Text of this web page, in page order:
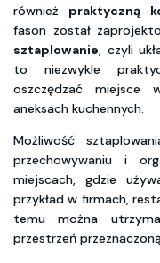
również praktyczną
fason został
sztaplowanie , czyli
to niezwykle
oszczędzać miejsce
aneksach kuchennych.
Możliwość
przechowywaniu i
miejscach, gdzie
przykład w firmach,
temu można
przestrzeń